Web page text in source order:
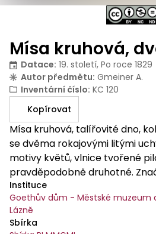
Mísa kruhová,
Datace: 19. století, Po roce 1829
Autor předmětu: Gmeiner A.
Inventární číslo: KC 120
Kopírovat
Mísa kruhová, talířovité dno,
se dvěma rokajovými litými
motivy květů, vlnice tvořené
pravděpodobně druhotné.
značkou s monogramem A.G. -
PROB ZINN. Na vnějším
monogram M.B.
Instituce
Goethův dům - Městské muzeum
Lázně
Sbírka